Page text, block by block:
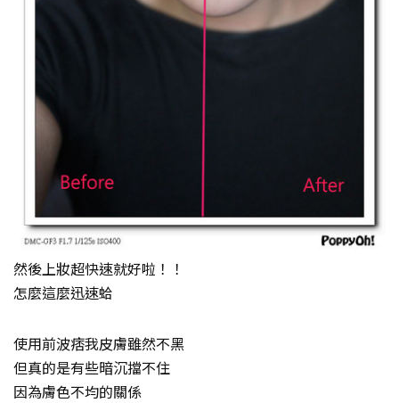
然後上妝超快速就好啦！！
怎麼這麼迅速蛤
使用前波痞我皮膚雖然不黑
但真的是有些暗沉擋不住
因為膚色不均的關係